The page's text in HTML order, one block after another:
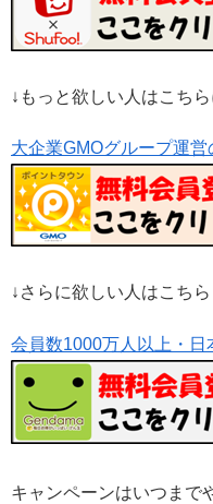
↓もっと欲しい人はこちら
大企業GMOグループ運営
↓さらに欲しい人はこちら
会員数1000万人以上・日
キャンペーンはいつまで